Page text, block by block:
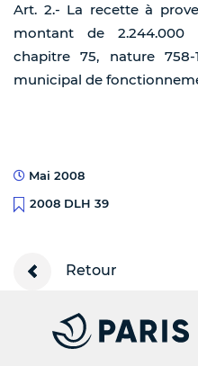
Art. 2.- La recette à
montant de 2.244.000
chapitre 75, nature
municipal de
Mai 2008
2008 DLH 39
Retour